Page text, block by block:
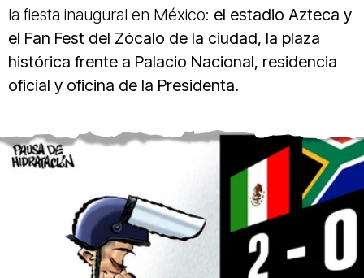
la fiesta inaugural en México: el estadio Azteca y
el Fan Fest del Zócalo de la ciudad, la plaza
histórica frente a Palacio Nacional, residencia
oficial y oficina de la Presidenta.